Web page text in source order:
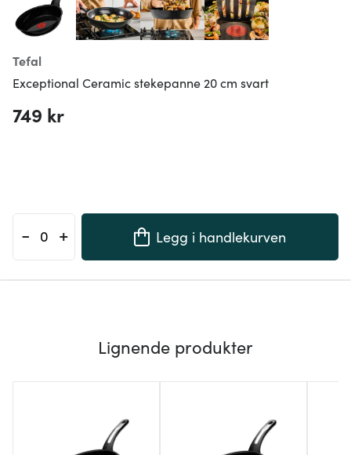
Tefal
Exceptional Ceramic stekepanne 20 cm svart
749 kr
- + Legg i handlekurven
Lignende produkter